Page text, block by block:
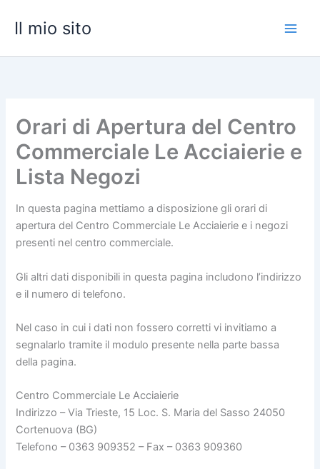
Il mio sito
Orari di Apertura del Centro
Commerciale Le Acciaierie e
Lista Negozi
In questa pagina mettiamo a disposizione gli orari di
apertura del Centro Commerciale Le Acciaierie e i negozi
presenti nel centro commerciale.
Gli altri dati disponibili in questa pagina includono l’indirizzo
e il numero di telefono.
Nel caso in cui i dati non fossero corretti vi invitiamo a
segnalarlo tramite il modulo presente nella parte bassa
della pagina.
Centro Commerciale Le Acciaierie
Indirizzo – Via Trieste, 15 Loc. S. Maria del Sasso 24050
Cortenuova (BG)
Telefono – 0363 909352 – Fax – 0363 909360